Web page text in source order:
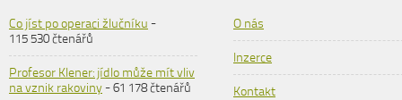
Co jíst po operaci žlučníku -
115 530 čtenářů
Profesor Klener: jídlo může mít vliv
na vznik rakoviny- 61 178 čtenářů
O nás
Inzerce
Kontakt